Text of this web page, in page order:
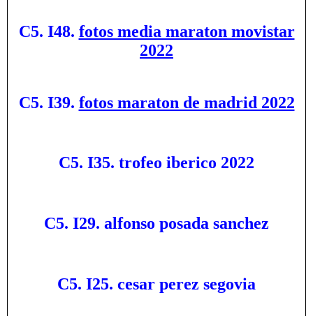
C5. I48. fotos media maraton movistar
2022
C5. I39. fotos maraton de madrid 2022
C5. I35. trofeo iberico 2022
C5. I29. alfonso posada sanchez
C5. I25. cesar perez segovia